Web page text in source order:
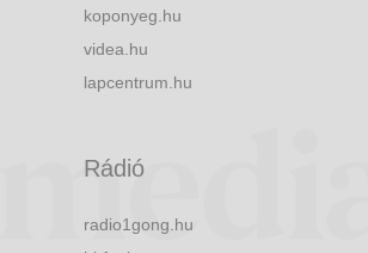
koponyeg.hu
videa.hu
lapcentrum.hu
Rádió
radio1gong.hu